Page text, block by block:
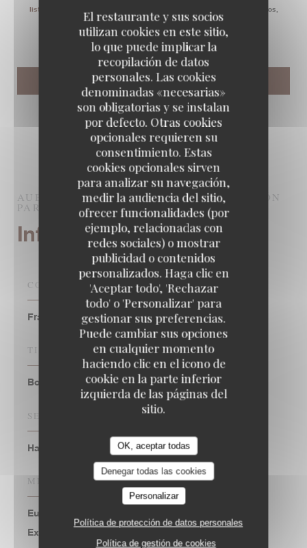
El restaurante y sus socios
utilizan cookies en este sitio,
lo que puede implicar la
recopilación de datos
personales. Las cookies
denominadas «necesarias»
son obligatorias y se instalan
por defecto. Otras cookies
opcionales requieren su
consentimiento. Estas
cookies opcionales sirven
para analizar su navegación,
medir la audiencia del sitio,
ofrecer funcionalidades (por
ejemplo, relacionadas con
redes sociales) o mostrar
publicidad o contenidos
personalizados. Haga clic en
'Aceptar todo', 'Rechazar
todo' o 'Personalizar' para
gestionar sus preferencias.
Puede cambiar sus opciones
en cualquier momento
haciendo clic en el icono de
cookie en la parte inferior
izquierda de las páginas del
sitio.
OK, aceptar todas
Denegar todas las cookies
Personalizar
Política de protección de datos personales
Política de gestión de cookies
listarobinson.es
. Para más información sobre el tratamiento de sus datos,
consulte nuestrapolítica de privacidad.
AUBERGE PYRÉNÉES CÉVENNESBODEGÓN
PARIS
Información general
COCINA
Francesa
TIPO DE NEGOCIO
Bodegón, Posada
SERVICIOS
Habitación con Aire Acondicionado, Privatización
MÉTODOS DE PAGO
Eurocard/Mastercard, Efectivo, Visa, American
Express, Tarjeta de Crédito